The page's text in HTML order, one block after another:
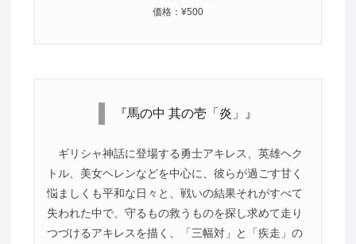
価格：¥500
『馬の中 其の壱「炎」』
ギリシャ神話に登場する勇士アキレス、英雄ヘク
トル、美女ヘレンなどを中心に、彼らが過ごす甘く
悩ましくも平和な日々と、戦いの結果それがすべて
失われた中で、守るもの救うものを探し求めて走り
つづけるアキレスを描く、「三幅対」と「疾走」の